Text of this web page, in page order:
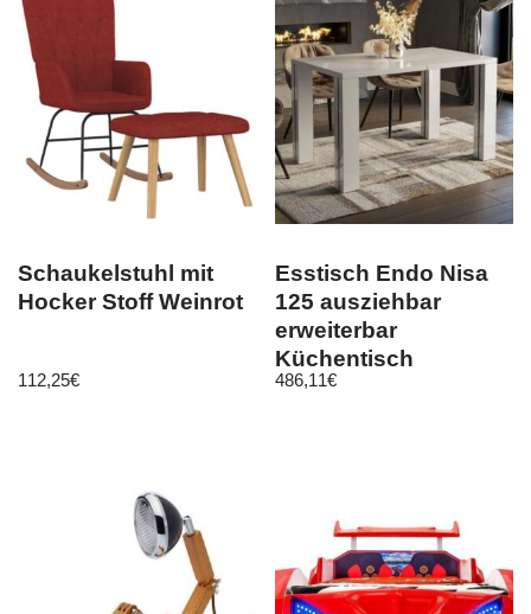
Schaukelstuhl mit
Hocker Stoff Weinrot
112,25€
Esstisch Endo Nisa
125 ausziehbar
erweiterbar
Küchentisch
Esszimmertisch
486,11€